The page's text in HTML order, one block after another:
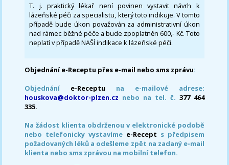
T. j. praktický lékař není povinen vystavit návrh k
lázeňské péči za specialistu, který toto indikuje. V tomto
případě bude úkon považován za administrativní úkon
nad rámec běžné péče a bude zpoplatněn 600,- Kč. Toto
neplatí v případě NAŠÍ indikace k lázeňské péči.
Objednání e-Receptu přes e-mail nebo sms zprávu:
Objednání e-Receptu na e-mailové adrese:
houskova@doktor-plzen.cz nebo na tel. č. 377 464
335.
Na žádost klienta obdrženou v elektronické podobě
nebo telefonicky vystavíme e-Recept s předpisem
požadovaných léků a odešleme zpět na zadaný e-mail
klienta nebo sms zprávou na mobilní telefon.